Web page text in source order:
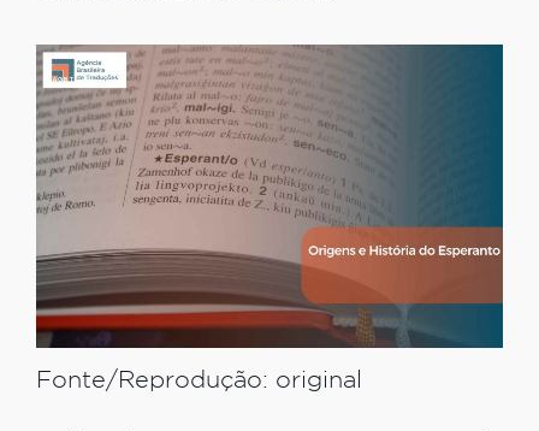
Fonte/Reprodução: original